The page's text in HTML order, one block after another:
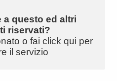
a questo ed altri
riservati?
o fai click qui per
il servizio